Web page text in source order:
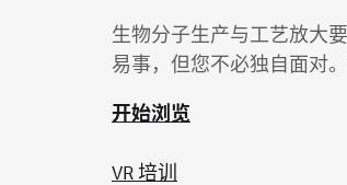
生物分子生产与工艺放大
易事，但您不必独自面对
开始浏览
VR 培训